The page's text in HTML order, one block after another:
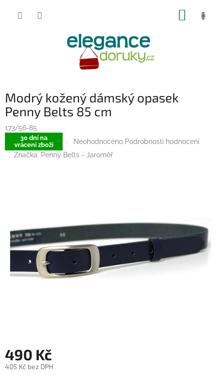
Modrý kožený dámský opasek
Penny Belts 85 cm
173/56-85
30 dní na
vrácení zboží
Průměrné
hodnocení
produktu
Neohodnoceno Podrobnosti hodnocení
Značka: Penny Belts - Jaroměř
490 Kč
405 Kč bez DPH